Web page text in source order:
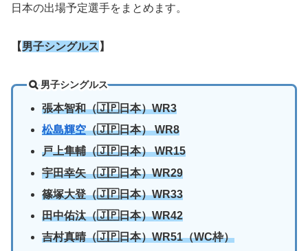
日本の出場予定選手をまとめます。
【男子シングルス 】
男子シングルス
張本智和（🇯🇵日本）WR3
松島輝空（🇯🇵日本） WR8
戸上隼輔（🇯🇵日本） WR15
宇田幸矢（🇯🇵日本）WR29
篠塚大登（🇯🇵日本）WR33
田中佑汰（🇯🇵日本）WR42
吉村真晴（🇯🇵日本）WR51（WC枠）